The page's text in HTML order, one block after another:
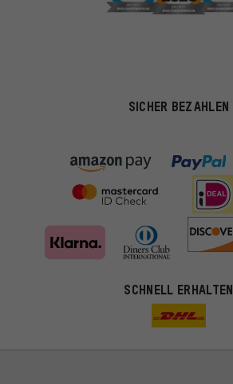
SICHER BEZAHLEN
SCHNELL ERHALTEN